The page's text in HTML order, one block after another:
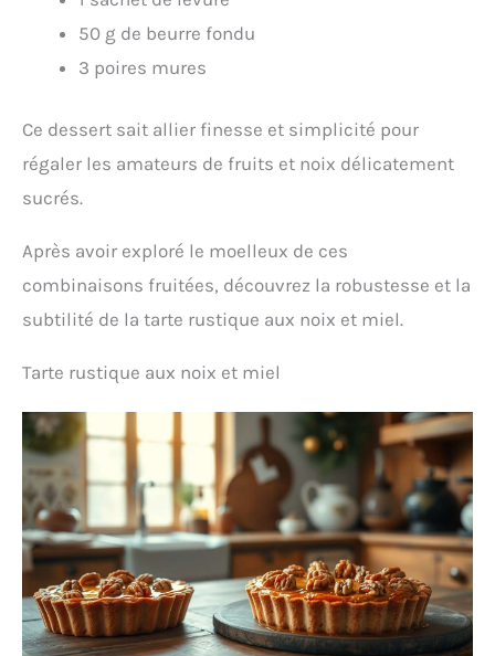
50 g de beurre fondu
3 poires mures
Ce dessert sait allier finesse et simplicité pour
régaler les amateurs de fruits et noix délicatement
sucrés.
Après avoir exploré le moelleux de ces
combinaisons fruitées, découvrez la robustesse et la
subtilité de la tarte rustique aux noix et miel.
Tarte rustique aux noix et miel